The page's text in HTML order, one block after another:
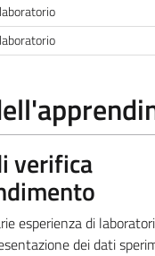
verifica
esperienza di
dei dati